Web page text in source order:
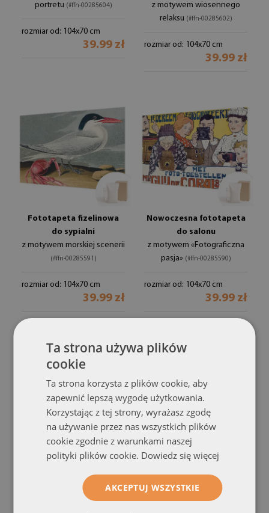
portretu (#ffn-00285604)
rozmiar od: 104x70 cm
39.99 zł
z motywem wiosennego
relaksu (#ffn-00285602)
rozmiar od: 104x70 cm
39.99 zł
Fototapeta fizelinowa
do sypialni
z motywem morskiej scenerii
(#ffn-00285591)
rozmiar od: 104x70 cm
39.99 zł
Nowoczesna fototapeta
do salonu
z motywem «Fotograficzna
pasja» (#ffn-00285590)
rozmiar od: 104x70 cm
39.99 zł
Dekoracyjna fototapeta
z motywem
architektonicznej wieży
Tapeta fotograficzna
pejzażu(#ffn-00285587)
Ta strona używa plików
cookie
Ta strona korzysta z plików cookie, aby
zapewnić lepszą wygodę użytkowania.
Korzystając z tej strony, wyrażasz zgodę
na używanie przez nas wszystkich plików
cookie zgodnie z warunkami naszej
polityki plików cookie. Dowiedz się więcej
AKCEPTUJ WSZYSTKIE